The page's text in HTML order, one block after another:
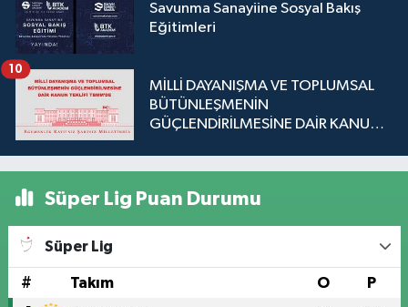
Savunma Sanayiine Sosyal Bakış
Eğitimleri
MİLLİ DAYANIŞMA VE TOPLUMSAL
BÜTÜNLEŞMENİN
GÜÇLENDİRİLMESİNE DAİR KANUN
10
Süper Lig Puan Durumu
Süper Lig
# Takım O P